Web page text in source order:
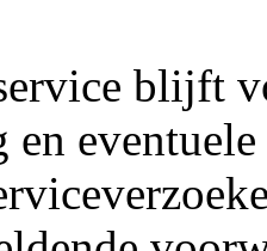
blijft
en